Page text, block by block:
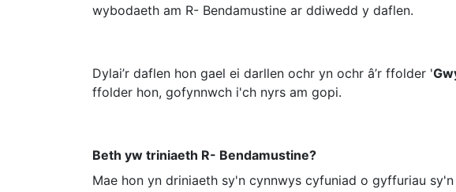
wybodaeth am R- Bendamustine ar ddiwedd y daflen.
Dylai’r daflen hon gael ei darllen ochr yn ochr â’r ffolder '
ffolder hon, gofynnwch i'ch nyrs am gopi.
Beth yw triniaeth R- Bendamustine?
Mae hon yn driniaeth sy'n cynnwys cyfuniad o gyffuriau